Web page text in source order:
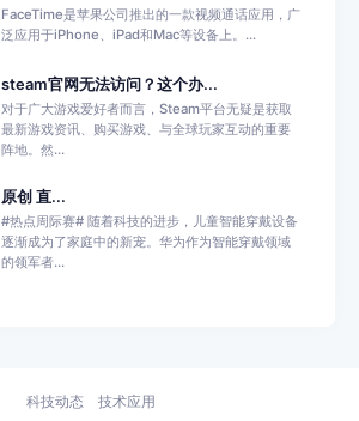
FaceTime是苹果公司推出的一款视频通话应用，广
泛应用于iPhone、iPad和Mac等设备上。...
steam官网无法访问？这个办...
对于广大游戏爱好者而言，Steam平台无疑是获取
最新游戏资讯、购买游戏、与全球玩家互动的重要
阵地。然...
原创 直...
#热点周际赛# 随着科技的进步，儿童智能穿戴设备
逐渐成为了家庭中的新宠。华为作为智能穿戴领域
的领军者...
科技动态 技术应用